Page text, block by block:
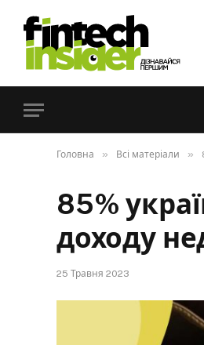
Головна » Всі матеріали »
85%
доходу
25 Травня 2023